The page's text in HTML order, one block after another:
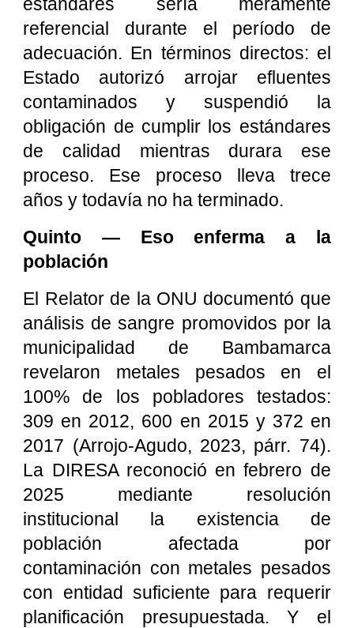
referencial durante el período de
adecuación. En términos directos: el
Estado autorizó arrojar efluentes
contaminados y suspendió la
obligación de cumplir los estándares
de calidad mientras durara ese
proceso. Ese proceso lleva trece
años y todavía no ha terminado.
Quinto — Eso enferma a la
población
El Relator de la ONU documentó que
análisis de sangre promovidos por la
municipalidad de Bambamarca
revelaron metales pesados en el
100% de los pobladores testados:
309 en 2012, 600 en 2015 y 372 en
2017 (Arrojo-Agudo, 2023, párr. 74).
La DIRESA reconoció en febrero de
2025 mediante resolución
institucional la existencia de
población afectada por
contaminación con metales pesados
con entidad suficiente para requerir
planificación presupuestada. Y el